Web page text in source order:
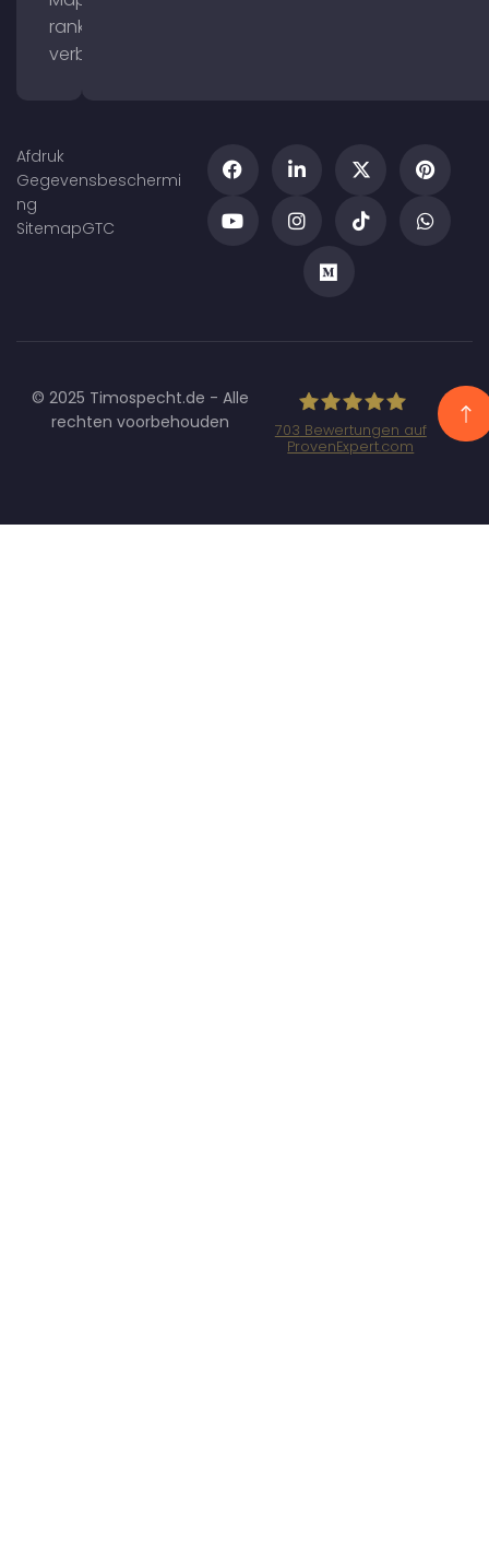
ranking
verbeteren
Afdruk
Gegevensbeschermi
ng
SitemapGTC
© 2025 Timospecht.de - Alle
rechten voorbehouden
Marketing GmbH
703 Bewertungen auf
ProvenExpert.com